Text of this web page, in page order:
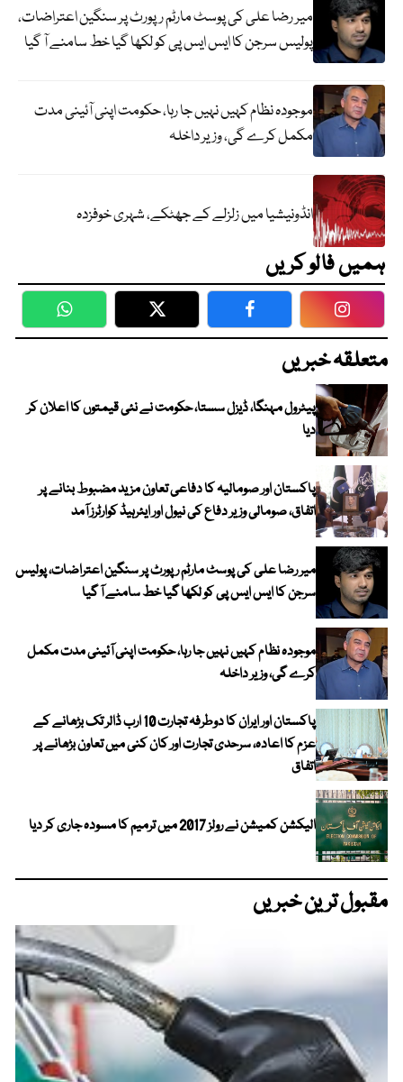
میر رضا علی کی پوسٹ مارٹم رپورٹ پر سنگین اعتراضات،
پولیس سرجن کا ایس ایس پی کو لکھا گیا خط سامنے آ گیا
موجودہ نظام کہیں نہیں جا رہا، حکومت اپنی آئینی مدت
مکمل کرے گی، وزیر داخلہ
انڈونیشیا میں زلزلے کے جھٹکے، شہری خوفزدہ
ہمیں فالو کریں
WhatsApp Twitter Facebook
متعلقہ خبریں
پیٹرول مہنگا، ڈیزل سستا، حکومت نے نئی قیمتوں کا اعلان کر
دیا
پاکستان اور صومالیہ کا دفاعی تعاون مزید مضبوط بنانے پر
اتفاق، صومالی وزیر دفاع کی نیول اور ایئرہیڈ کوارٹرز آمد
میر رضا علی کی پوسٹ مارٹم رپورٹ پر سنگین اعتراضات، پولیس
سرجن کا ایس ایس پی کو لکھا گیا خط سامنے آ گیا
موجودہ نظام کہیں نہیں جا رہا، حکومت اپنی آئینی مدت مکمل
کرے گی، وزیر داخلہ
پاکستان اور ایران کا دوطرفہ تجارت 10 ارب ڈالر تک بڑھانے کے
عزم کا اعادہ، سرحدی تجارت اور کان کنی میں تعاون بڑھانے پر
اتفاق
الیکشن کمیشن نے رولز 2017 میں ترمیم کا مسودہ جاری کر دیا
مقبول ترین خبریں